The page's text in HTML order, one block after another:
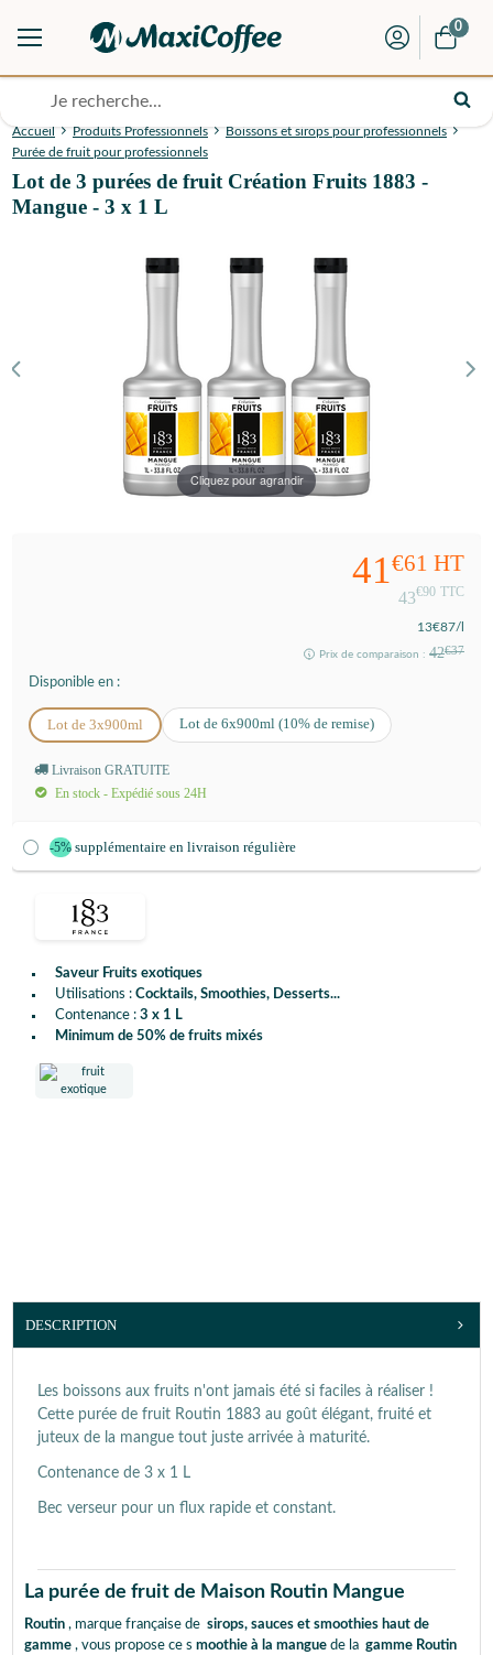
0
Accueil Produits Professionnels
Boissons et sirops pour professionnels
Purée de fruit pour professionnels
Lot de 3 purées de fruit Création Fruits 1883 -
Mangue - 3 x 1 L
Cliquez pour agrandir
Saveur Fruits exotiques
Utilisations : Cocktails, Smoothies, Desserts...
Contenance : 3 x 1 L
Minimum de 50% de fruits mixés
41€61 HT
43€90 TTC
13€87/l
Prix de comparaison : 42€37
Disponible en :
Lot de 3x900ml Lot de 6x900ml (10% de remise)
Livraison GRATUITE
En stock - Expédié sous 24H
-5% supplémentaire en livraison régulière
DESCRIPTION
Les boissons aux fruits n'ont jamais été si faciles à réaliser !
Cette purée de fruit Routin 1883 au goût élégant, fruité et
juteux de la mangue tout juste arrivée à maturité.
Contenance de 3 x 1 L
Bec verseur pour un flux rapide et constant.
La purée de fruit de Maison Routin Mangue
Routin , marque française de sirops, sauces et smoothies haut de
gamme , vous propose ce s moothie à la mangue de la gamme Routin